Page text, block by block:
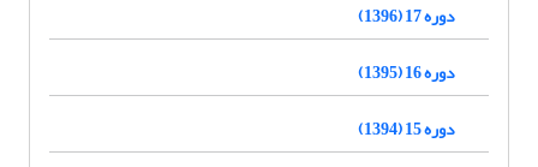
دوره 17 (1396)
دوره 16 (1395)
دوره 15 (1394)